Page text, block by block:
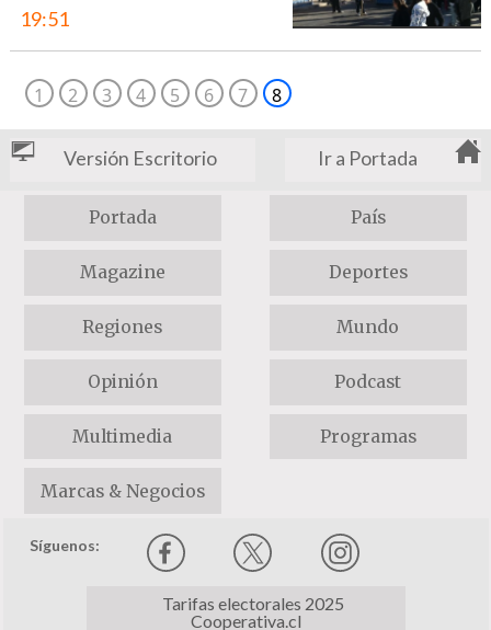
19:51
1 2 3 4 5 6 7 8
Versión Escritorio Ir a Portada
Portada País
Magazine Deportes
Regiones Mundo
Opinión Podcast
Multimedia Programas
Marcas & Negocios
Síguenos:
Tarifas electorales 2025
Cooperativa.cl